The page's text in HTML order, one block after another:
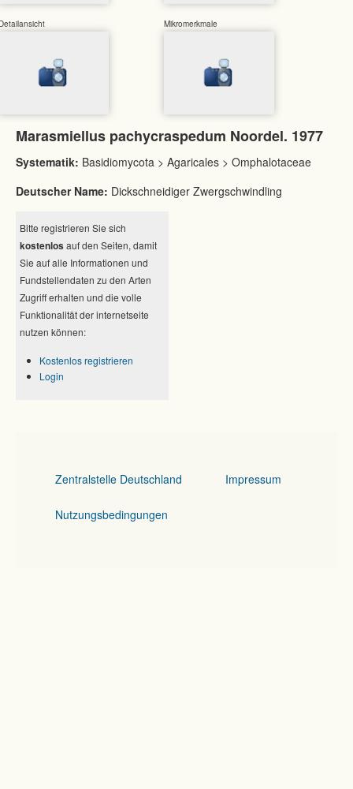
Mikromerkmale
Marasmiellus pachycraspedum Noordel. 1977
Systematik: Basidiomycota > Agaricales > Omphalotaceae
Deutscher Name: Dickschneidiger Zwergschwindling
Bitte registrieren Sie sich
kostenlos auf den Seiten, damit
Sie auf alle Informationen und
Fundstellendaten zu den Arten
Zugriff erhalten und die volle
Funktionalität der internetseite
nutzen können:
Kostenlos registrieren
Login
Zentralstelle Deutschland Impressum
Nutzungsbedingungen